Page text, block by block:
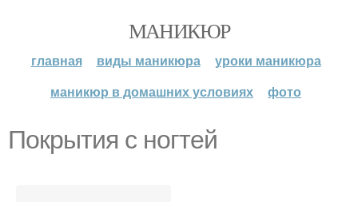
МАНИКЮР
главная виды маникюра
уроки маникюра
маникюр в домашних условиях
фото
Покрытия с ногтей